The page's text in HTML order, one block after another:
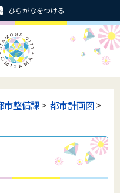
ひらがなをつける
市整備課> 都市計画図>